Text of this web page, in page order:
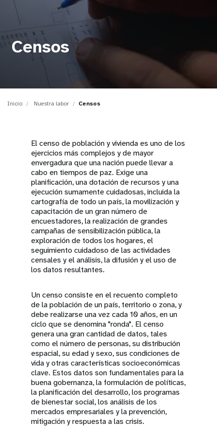
i Censos
Inicio Nuestra labor Censos
El censo de población y vivienda es uno de los
ejercicios más complejos y de mayor
envergadura que una nación puede llevar a
cabo en tiempos de paz. Exige una
planificación, una dotación de recursos y una
ejecución sumamente cuidadosas, incluida la
cartografía de todo un país, la movilización y
capacitación de un gran número de
encuestadores, la realización de grandes
campañas de sensibilización pública, la
exploración de todos los hogares, el
seguimiento cuidadoso de las actividades
censales y el análisis, la difusión y el uso de
los datos resultantes.
Un censo consiste en el recuento completo
de la población de un país, territorio o zona, y
debe realizarse una vez cada 10 años, en un
ciclo que se denomina "ronda". El censo
genera una gran cantidad de datos, tales
como el número de personas, su distribución
espacial, su edad y sexo, sus condiciones de
vida y otras características socioeconómicas
clave. Estos datos son fundamentales para la
buena gobernanza, la formulación de políticas,
la planificación del desarrollo, los programas
de bienestar social, los análisis de los
mercados empresariales y la prevención,
mitigación y respuesta a las crisis.